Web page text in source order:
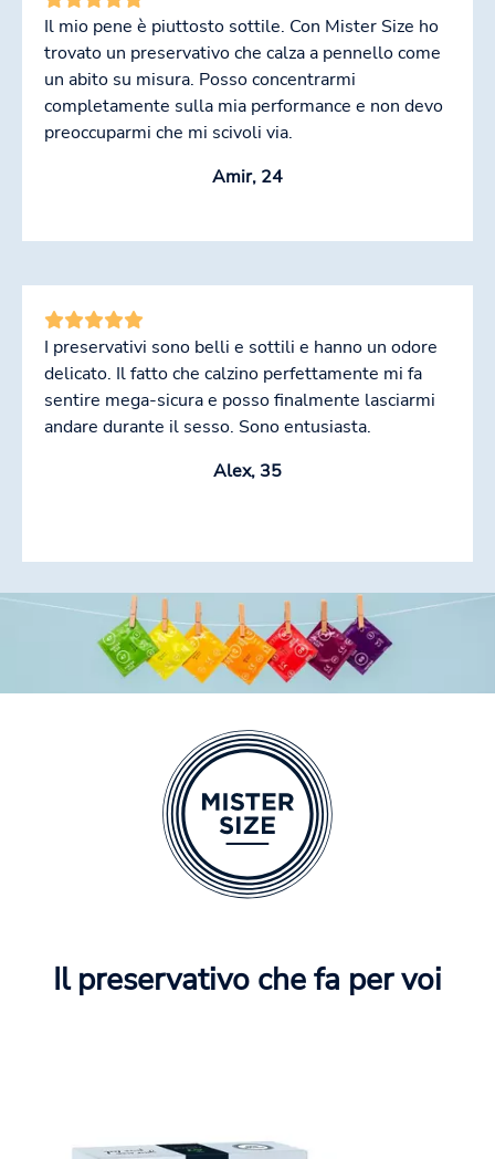
Il mio pene è piuttosto sottile. Con Mister Size ho
trovato un preservativo che calza a pennello come
un abito su misura. Posso concentrarmi
completamente sulla mia performance e non devo
preoccuparmi che mi scivoli via.
Amir, 24
I preservativi sono belli e sottili e hanno un odore
delicato. Il fatto che calzino perfettamente mi fa
sentire mega-sicura e posso finalmente lasciarmi
andare durante il sesso. Sono entusiasta.
Alex, 35
Il preservativo che fa per voi